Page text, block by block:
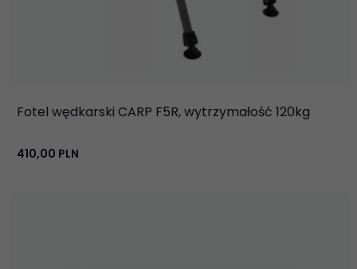
Fotel wędkarski CARP F5R, wytrzymałość 120kg
410,00 PLN